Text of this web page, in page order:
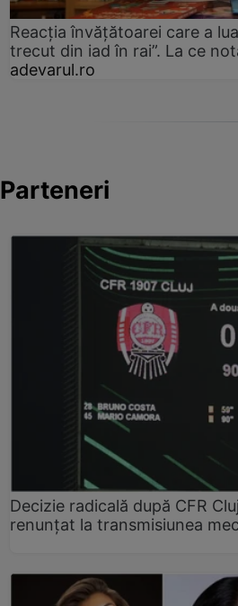
Reacția învățătoarei care a
trecut din iad în rai”. La ce
adevarul.ro
Parteneri
Decizie radicală după CFR
renunțat la transmisiunea